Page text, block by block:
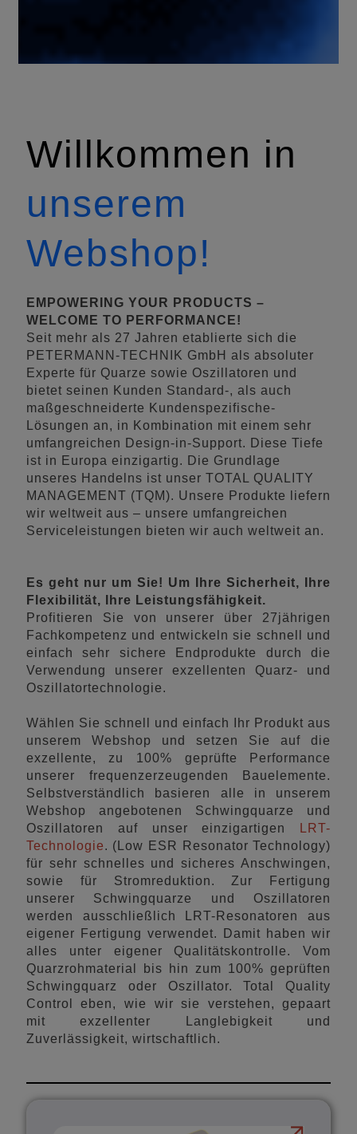
Willkommen in
unserem
Webshop!
EMPOWERING YOUR PRODUCTS –
WELCOME TO PERFORMANCE!
Seit mehr als 27 Jahren etablierte sich die
PETERMANN-TECHNIK GmbH als absoluter
Experte für Quarze sowie Oszillatoren und
bietet seinen Kunden Standard-, als auch
maßgeschneiderte Kundenspezifische-
Lösungen an, in Kombination mit einem sehr
umfangreichen Design-in-Support. Diese Tiefe
ist in Europa einzigartig. Die Grundlage
unseres Handelns ist unser TOTAL QUALITY
MANAGEMENT (TQM). Unsere Produkte liefern
wir weltweit aus – unsere umfangreichen
Serviceleistungen bieten wir auch weltweit an.
Es geht nur um Sie! Um Ihre Sicherheit, Ihre
Flexibilität, Ihre Leistungsfähigkeit.
Profitieren Sie von unserer über 27jährigen
Fachkompetenz und entwickeln sie schnell und
einfach sehr sichere Endprodukte durch die
Verwendung unserer exzellenten Quarz- und
Oszillatortechnologie.
Wählen Sie schnell und einfach Ihr Produkt aus
unserem Webshop und setzen Sie auf die
exzellente, zu 100% geprüfte Performance
unserer frequenzerzeugenden Bauelemente.
Selbstverständlich basieren alle in unserem
Webshop angebotenen Schwingquarze und
Oszillatoren auf unser einzigartigen
LRT-
Technologie. (Low ESR Resonator Technology)
für sehr schnelles und sicheres Anschwingen,
sowie für Stromreduktion. Zur Fertigung
unserer Schwingquarze und Oszillatoren
werden ausschließlich LRT-Resonatoren aus
eigener Fertigung verwendet. Damit haben wir
alles unter eigener Qualitätskontrolle. Vom
Quarzrohmaterial bis hin zum 100% geprüften
Schwingquarz oder Oszillator. Total Quality
Control eben, wie wir sie verstehen, gepaart
mit exzellenter Langlebigkeit und
Zuverlässigkeit, wirtschaftlich.